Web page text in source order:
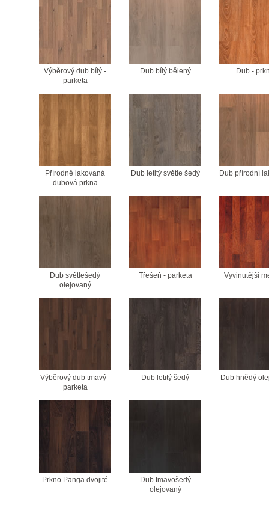
Výběrový dub bílý -
parketa
Dub bílý bělený Dub -
Přírodně lakovaná
dubová prkna
Dub letitý světle šedý Dub přírodní
Dub světlešedý
olejovaný
Třešeň - parketa Vyvinutější
Výběrový dub tmavý -
parketa
Dub letitý šedý Dub hnědý
Prkno Panga dvojité
Dub tmavošedý
olejovaný